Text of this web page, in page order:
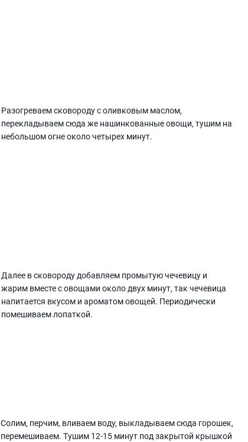
Разогреваем сковороду с оливковым маслом,
перекладываем сюда же нашинкованные овощи, тушим на
небольшом огне около четырех минут.
Далее в сковороду добавляем промытую чечевицу и
жарим вместе с овощами около двух минут, так чечевица
напитается вкусом и ароматом овощей. Периодически
помешиваем лопаткой.
Солим, перчим, вливаем воду, выкладываем сюда горошек,
перемешиваем. Тушим 12-15 минут под закрытой крышкой